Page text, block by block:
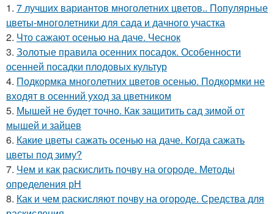
1. 7 лучших вариантов многолетних цветов.. Популярные
цветы-многолетники для сада и дачного участка
2. Что сажают осенью на даче. Чеснок
3. Золотые правила осенних посадок. Особенности
осенней посадки плодовых культур
4. Подкормка многолетних цветов осенью. Подкормки не
входят в осенний уход за цветником
5. Мышей не будет точно. Как защитить сад зимой от
мышей и зайцев
6. Какие цветы сажать осенью на даче. Когда сажать
цветы под зиму?
7. Чем и как раскислить почву на огороде. Методы
определения рН
8. Как и чем раскисляют почву на огороде. Средства для